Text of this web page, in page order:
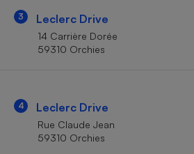
3 Leclerc Drive
14 Carrière Dorée
59310 Orchies
4 Leclerc Drive
Rue Claude Jean
59310 Orchies